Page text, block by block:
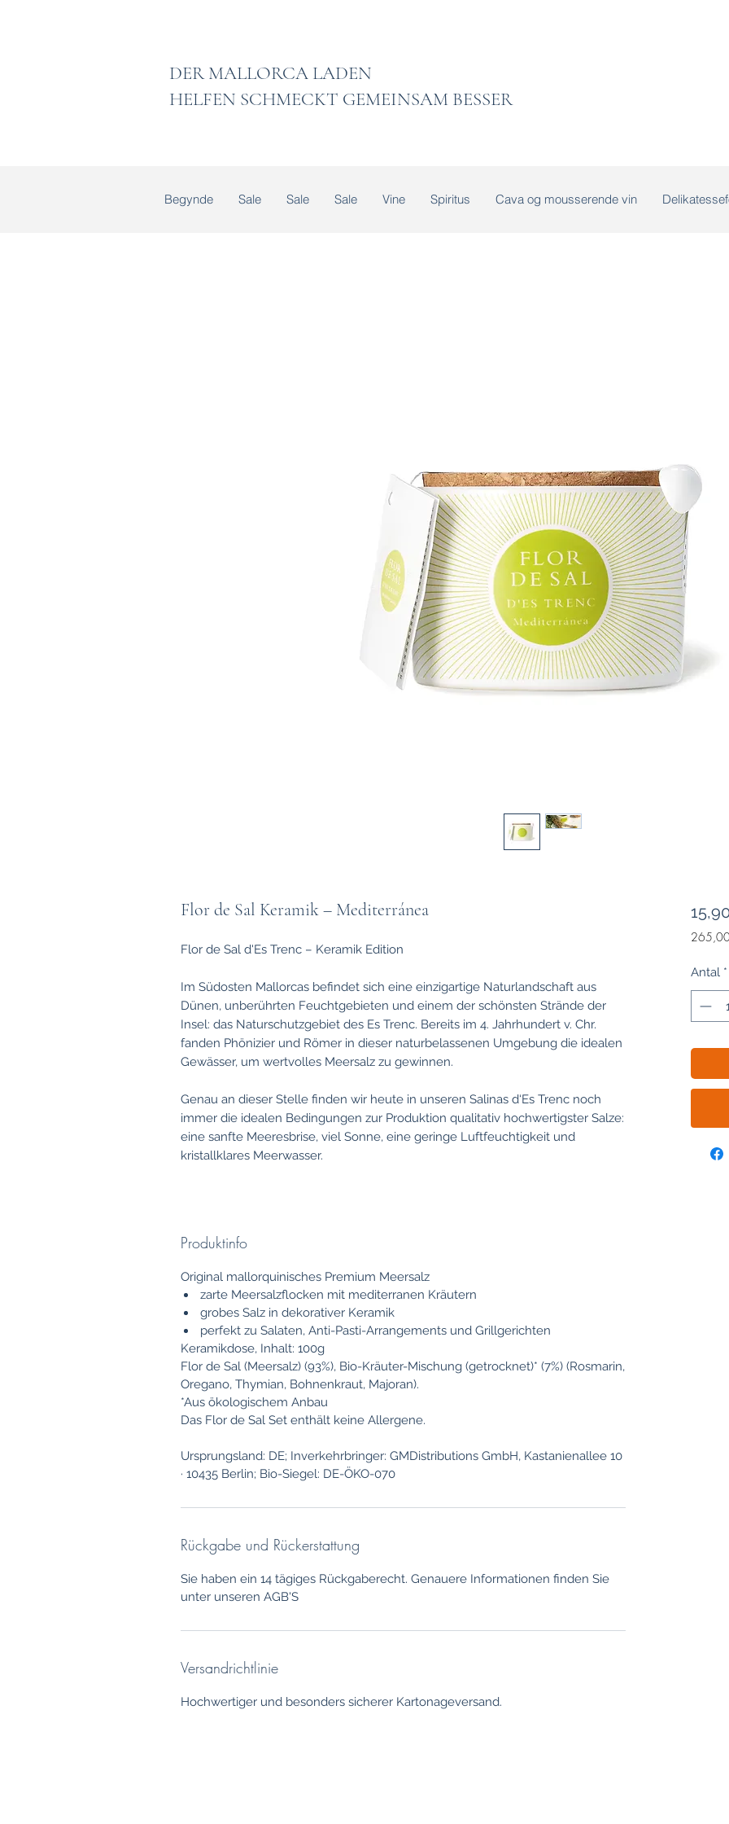
DER MALLORCA LADEN
HELFEN SCHMECKT GEMEINSAM BESSER
Begynde Sale Sale Sale Vine Spiritus Cava og mousserende vin
Flor de Sal Keramik – Mediterránea
Flor de Sal d'Es Trenc – Keramik Edition
Im Südosten Mallorcas befindet sich eine einzigartige Naturlandschaft aus
Dünen, unberührten Feuchtgebieten und einem der schönsten Strände der
Insel: das Naturschutzgebiet des Es Trenc. Bereits im 4. Jahrhundert v. Chr.
fanden Phönizier und Römer in dieser naturbelassenen Umgebung die idealen
Gewässer, um wertvolles Meersalz zu gewinnen.
Genau an dieser Stelle finden wir heute in unseren Salinas d‘Es Trenc noch
immer die idealen Bedingungen zur Produktion qualitativ hochwertigster Salze:
eine sanfte Meeresbrise, viel Sonne, eine geringe Luftfeuchtigkeit und
kristallklares Meerwasser.
Produktinfo
Original mallorquinisches Premium Meersalz
zarte Meersalzflocken mit mediterranen Kräutern
grobes Salz in dekorativer Keramik
perfekt zu Salaten, Anti-Pasti-Arrangements und Grillgerichten
Keramikdose, Inhalt: 100g
Flor de Sal (Meersalz) (93%), Bio-Kräuter-Mischung (getrocknet)* (7%) (Rosmarin,
Oregano, Thymian, Bohnenkraut, Majoran).
*Aus ökologischem Anbau
Das Flor de Sal Set enthält keine Allergene.
Ursprungsland: DE; Inverkehrbringer: GMDistributions GmbH, Kastanienallee 10
· 10435 Berlin; Bio-Siegel: DE-ÖKO-070
Rückgabe und Rückerstattung
Sie haben ein 14 tägiges Rückgaberecht. Genauere Informationen finden Sie
unter unseren AGB'S
Versandrichtlinie
Hochwertiger und besonders sicherer Kartonageversand.
pr.
Antal *